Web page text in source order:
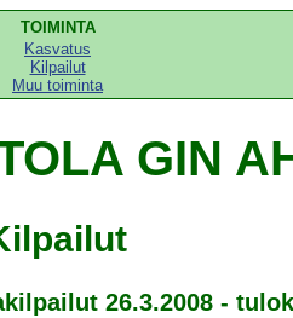
TOIMINTA
Kasvatus
Kilpailut
Muu toiminta
GIN
26.3.2008 -